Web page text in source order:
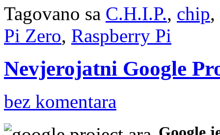
Tagovano sa C.H.I.P., chip,
Pi Zero, Raspberry Pi
Nevjerojatni Google
bez komentara